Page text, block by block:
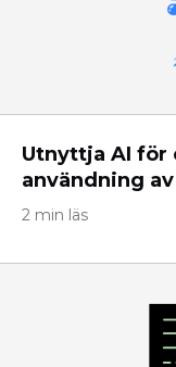
Utnyttja AI
användning
2 min läs